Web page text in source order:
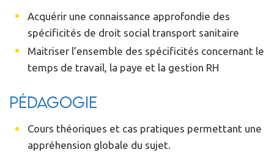
Acquérir une connaissance approfondie des
spécificités de droit social transport sanitaire
Maitriser l’ensemble des spécificités concernant le
temps de travail, la paye et la gestion RH
Pédagogie
Cours théoriques et cas pratiques permettant une
appréhension globale du sujet.